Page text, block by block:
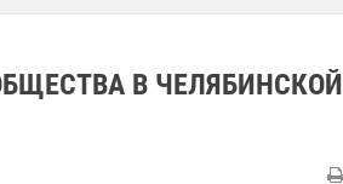
В ЧЕЛЯБИНСКОЙ